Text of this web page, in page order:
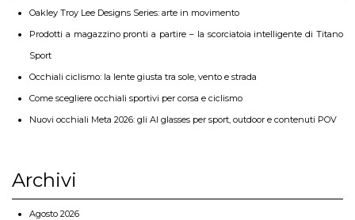
Oakley Troy Lee Designs Series: arte in movimento
Prodotti a magazzino pronti a partire – la scorciatoia intelligente di Titano
Sport
Occhiali ciclismo: la lente giusta tra sole, vento e strada
Come scegliere occhiali sportivi per corsa e ciclismo
Nuovi occhiali Meta 2026: gli AI glasses per sport, outdoor e contenuti POV
Archivi
Agosto 2026